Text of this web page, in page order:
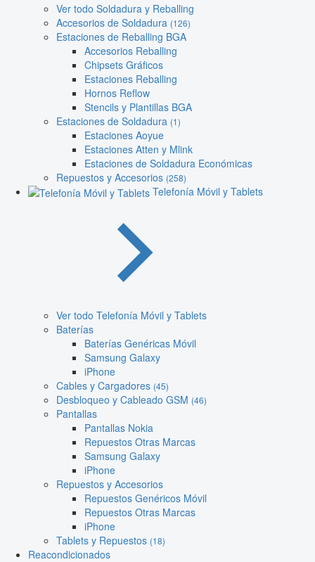
Ver todo Soldadura y Reballing
Accesorios de Soldadura (126)
Estaciones de Reballing BGA
Accesorios Reballing
Chipsets Gráficos
Estaciones Reballing
Hornos Reflow
Stencils y Plantillas BGA
Estaciones de Soldadura (1)
Estaciones Aoyue
Estaciones Atten y Mlink
Estaciones de Soldadura Económicas
Repuestos y Accesorios (258)
Telefonía Móvil y Tablets
Ver todo Telefonía Móvil y Tablets
Baterías
Baterías Genéricas Móvil
Samsung Galaxy
iPhone
Cables y Cargadores (45)
Desbloqueo y Cableado GSM (46)
Pantallas
Pantallas Nokia
Repuestos Otras Marcas
Samsung Galaxy
iPhone
Repuestos y Accesorios
Repuestos Genéricos Móvil
Repuestos Otras Marcas
iPhone
Tablets y Repuestos (18)
Reacondicionados